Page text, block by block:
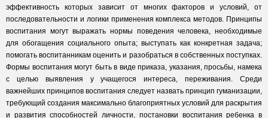
эффективность которых зависит от многих факторов и условий, от
последовательности и логики применения комплекса методов. Принципы
воспитания могут выражать нормы поведения человека, необходимые
для обогащения социального опыта; выступать как конкретная задача;
помогать воспитанникам оценить и разобраться в собственных поступках.
Формы воспитания могут быть в виде приказа, указания, просьбы, намека
с целью выявления у учащегося интереса, переживания. Среди
важнейших принципов воспитания следует назвать принцип гуманизации,
требующий создания максимально благоприятных условий для раскрытия
и развития способностей личности, постановки воспитания ребенка в